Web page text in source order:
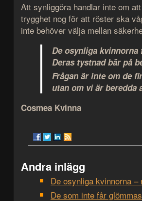
Att synliggöra handlar inte om
trygghet nog för att röster ska
inte behöver välja mellan
De osynliga kvinnorna
Deras tystnad bär på
Frågan är inte om de
utan om vi är beredda
Cosmea Kvinna
Andra inlägg
De osynliga kvinnorna
De som inte får